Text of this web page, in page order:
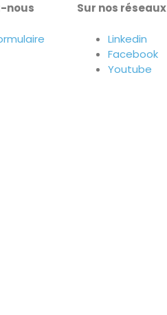
nous Sur nos réseaux
Linkedin
Facebook
Youtube